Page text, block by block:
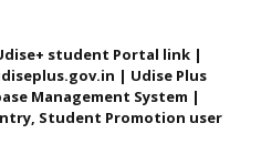
student Portal link |
| Udise Plus
Management System |
Student Promotion user